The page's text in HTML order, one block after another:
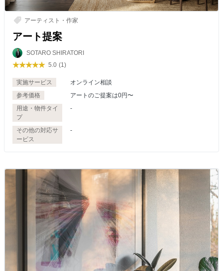
アーティスト・作家
アート提案
SOTARO SHIRATORI
5.0 (1)
実施サービス
オンライン相談
参考価格
アートのご提案は0円〜
用途・物件タイ
プ
-
その他の対応サ
ービス
-